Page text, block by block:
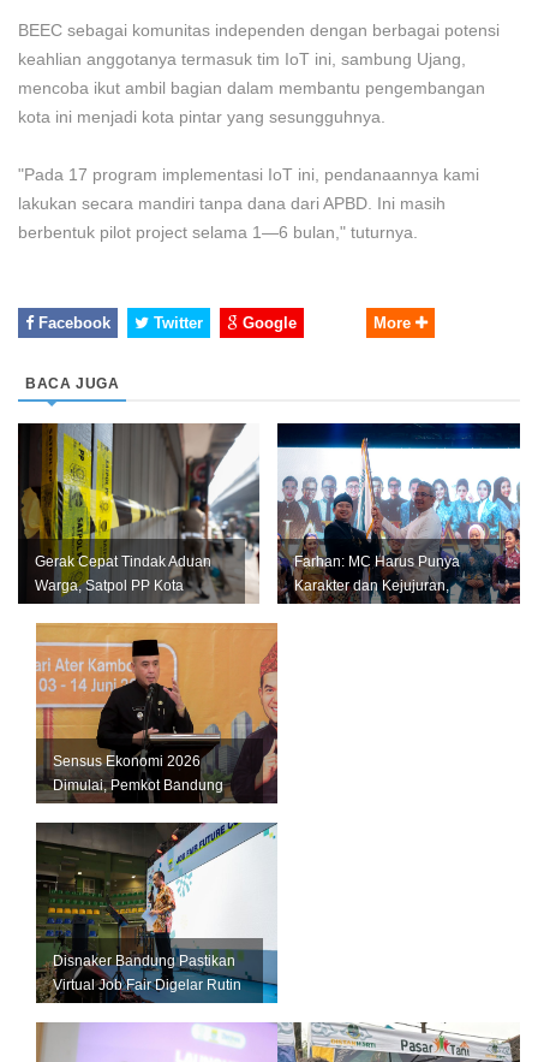
BEEC sebagai komunitas independen dengan berbagai potensi
keahlian anggotanya termasuk tim IoT ini, sambung Ujang,
mencoba ikut ambil bagian dalam membantu pengembangan
kota ini menjadi kota pintar yang sesungguhnya.
"Pada 17 program implementasi IoT ini, pendanaannya kami
lakukan secara mandiri tanpa dana dari APBD. Ini masih
berbentuk pilot project selama 1—6 bulan," tuturnya.
Facebook Twitter Google More
BACA JUGA
Gerak Cepat Tindak Aduan
Warga, Satpol PP Kota
Farhan: MC Harus Punya
Karakter dan Kejujuran,
Sensus Ekonomi 2026
Dimulai, Pemkot Bandung
Perkuat U...
Disnaker Bandung Pastikan
Virtual Job Fair Digelar Rutin